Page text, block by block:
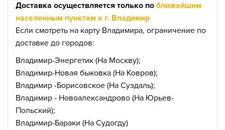
Доставка осуществляется только по ближайшим
населенным пунктам к г. Владимир
Если смотреть на карту Владимира, ограничение по
доставке до городов:
Владимир-Энергетик (На Москву);
Владимир-Новая быковка (На Ковров);
Владимир -Борисовское (На Суздаль);
Владимир - Новоалександрово (На Юрьев-
Польский);
Владимир-Бараки (На Судогду)